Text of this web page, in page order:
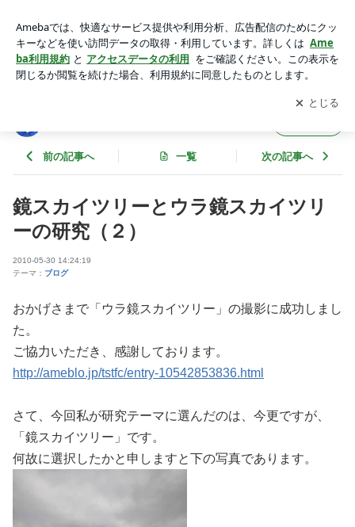
イツリーファンクラブブログ
アプリをダウンロードして ブログの更新通知
を受け取りまし
ょう。
開く
前の記事へ 一覧 次の記事へ
鏡スカイツリーとウラ鏡スカイツリ
ーの研究（２）
2010-05-30 14:24:19
テーマ： ブログ
おかげさまで「ウラ鏡スカイツリー」の撮影に成功しまし
た。
ご協力いただき、感謝しております。
http://ameblo.jp/tstfc/entry-10542853836.html
さて、今回私が研究テーマに選んだのは、今更ですが、
「鏡スカイツリー」です。
何故に選択したかと申しますと下の写真であります。